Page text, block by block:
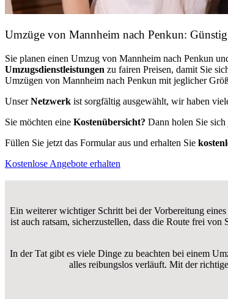
Umzüge von Mannheim nach Penkun:
Sie planen einen Umzug von Mannheim nach Penkun
Umzugsdienstleistungen zu fairen Preisen, damit Sie
Umzügen von Mannheim nach Penkun mit jeglicher
UnserNetzwerk ist sorgfältig ausgewählt, wir haben
Sie möchten eine Kostenübersicht? Dann holen Sie
Füllen Sie jetzt das Formular aus und erhalten Sie
Kostenlose Angebote erhalten
Ein weiterer wichtiger Schritt bei der Vorbereitung
ist auch ratsam, sicherzustellen, dass die Route frei
In der Tat gibt es viele Dinge zu beachten bei einem
alles reibungslos verläuft. Mit der